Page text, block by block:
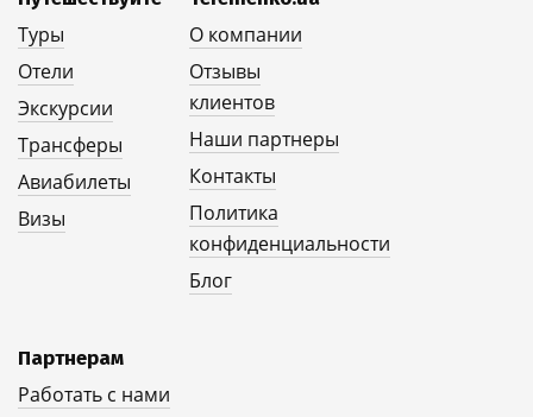
Туры
Отели
Экскурсии
Трансферы
Авиабилеты
Визы
О компании
Отзывы
клиентов
Наши партнеры
Контакты
Политика
конфиденциальности
Блог
Партнерам
Работать с нами